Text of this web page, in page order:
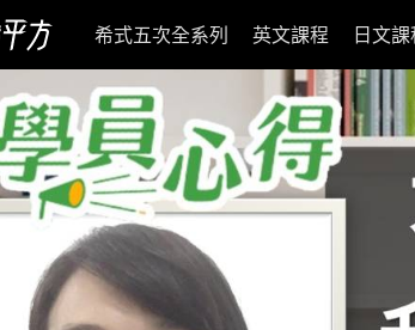
希式五次全系列 英文課程 日文課